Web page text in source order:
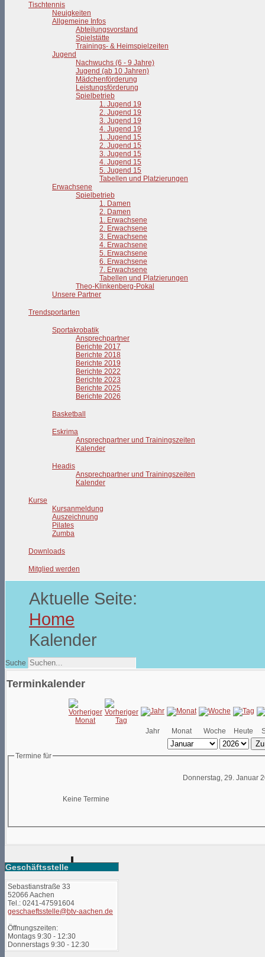
Tischtennis
Neuigkeiten
Allgemeine Infos
Abteilungsvorstand
Spielstätte
Trainings- & Heimspielzeiten
Jugend
Nachwuchs (6 - 9 Jahre)
Jugend (ab 10 Jahren)
Mädchenförderung
Leistungsförderung
Spielbetrieb
1. Jugend 19
2. Jugend 19
3. Jugend 19
4. Jugend 19
1. Jugend 15
2. Jugend 15
3. Jugend 15
4. Jugend 15
5. Jugend 15
Tabellen und Platzierungen
Erwachsene
Spielbetrieb
1. Damen
2. Damen
1. Erwachsene
2. Erwachsene
3. Erwachsene
4. Erwachsene
5. Erwachsene
6. Erwachsene
7. Erwachsene
Tabellen und Platzierungen
Theo-Klinkenberg-Pokal
Unsere Partner
Trendsportarten
Sportakrobatik
Ansprechpartner
Berichte 2017
Berichte 2018
Berichte 2019
Berichte 2022
Berichte 2023
Berichte 2025
Berichte 2026
Basketball
Eskrima
Ansprechpartner und Trainingszeiten
Kalender
Headis
Ansprechpartner und Trainingszeiten
Kalender
Kurse
Kursanmeldung
Auszeichnung
Pilates
Zumba
Downloads
Mitglied werden
Aktuelle Seite:
Home
Kalender
Suche
Terminkalender
Jahr Monat Woche Heute
Termine für
Donnerstag, 29. Januar
Keine Termine
Geschäftsstelle
Sebastianstraße 33
52066 Aachen
Tel.: 0241-47591604
geschaeftsstelle@btv-aachen.de
Öffnungszeiten:
Montags 9:30 - 12:30
Donnerstags 9:30 - 12:30